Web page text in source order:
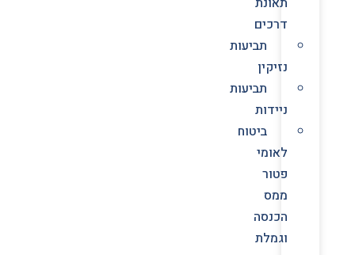
דרכים
תביעות
נזיקין
תביעות
ניידות
ביטוח
לאומי
פטור
ממס
הכנסה
וגמלת